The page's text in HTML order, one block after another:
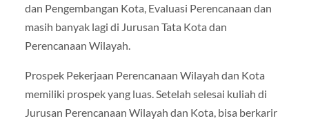
dan Pengembangan Kota, Evaluasi Perencanaan dan
masih banyak lagi di Jurusan Tata Kota dan
Perencanaan Wilayah.
Prospek Pekerjaan Perencanaan Wilayah dan Kota
memiliki prospek yang luas. Setelah selesai kuliah di
Jurusan Perencanaan Wilayah dan Kota, bisa berkarir